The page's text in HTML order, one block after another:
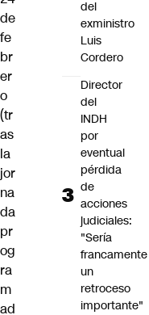
de
fe
br
er
o
(tr
as
la
jor
na
da
pr
og
ra
m
ad
del
exministro
Luis
Cordero
Director
del
INDH
por
eventual
pérdida
de
acciones
judiciales:
"Sería
francamente
un
retroceso
importante"